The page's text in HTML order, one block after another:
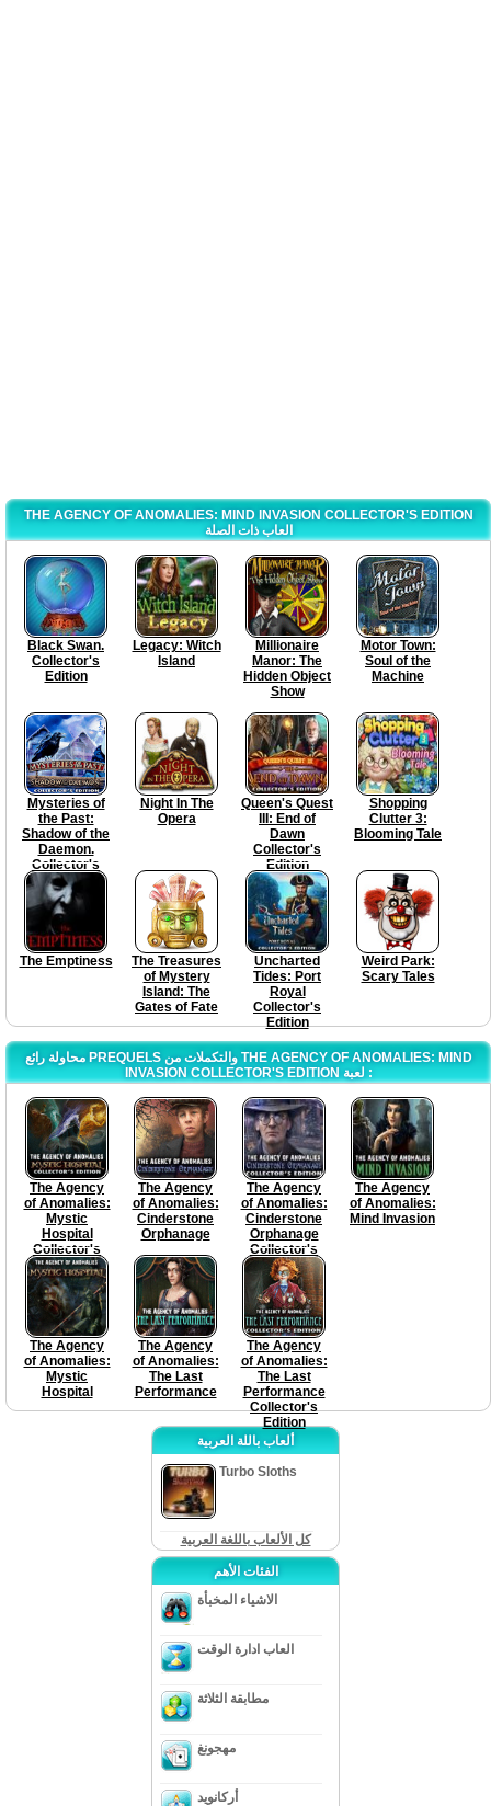
THE AGENCY OF ANOMALIES: MIND INVASION COLLECTOR'S EDITION
العاب ذات الصلة
Black Swan.
Collector's
Edition
Legacy: Witch
Island
Millionaire
Manor: The
Hidden Object
Show
Motor Town:
Soul of the
Machine
Mysteries of
the Past:
Shadow of the
Daemon.
Collector's
Edition
Night In The
Opera
Queen's Quest
III: End of
Dawn
Collector's
Edition
Shopping
Clutter 3:
Blooming Tale
The Emptiness
The Treasures
of Mystery
Island: The
Gates of Fate
Uncharted
Tides: Port
Royal
Collector's
Edition
Weird Park:
Scary Tales
محاولة رائع PREQUELS والتكملات من THE AGENCY OF ANOMALIES: MIND
INVASION COLLECTOR'S EDITION لعبة :
The Agency
of Anomalies:
Mystic
Hospital
Collector's
Edition
The Agency
of Anomalies:
Cinderstone
Orphanage
The Agency
of Anomalies:
Cinderstone
Orphanage
Collector's
Edition
The Agency
of Anomalies:
Mind Invasion
The Agency
of Anomalies:
Mystic
Hospital
The Agency
of Anomalies:
The Last
Performance
The Agency
of Anomalies:
The Last
Performance
Collector's
Edition
ألعاب باللة العربية
Turbo Sloths
كل الألعاب باللغة العربية
الفئات الأهم
الاشياء المخبأة
العاب ادارة الوقت
مطابقة الثلاثة
مهجونغ
أركانويد